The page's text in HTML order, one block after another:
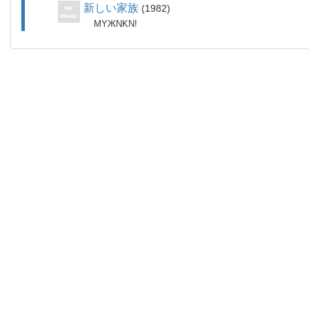
新しい家族 1982
MYЖNKN!